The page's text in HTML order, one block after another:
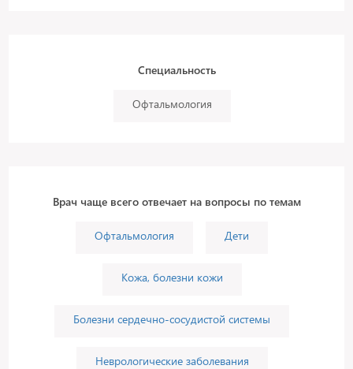
Специальность
Офтальмология
Врач чаще всего отвечает на вопросы по темам
Офтальмология Дети
Кожа, болезни кожи
Болезни сердечно-сосудистой системы
Неврологические заболевания